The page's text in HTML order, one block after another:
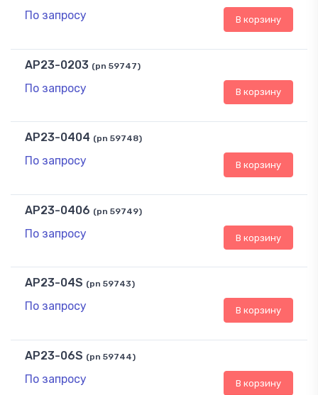
По запросу В корзину
AP23-0203 (pn 59747)
По запросу В корзину
AP23-0404 (pn 59748)
По запросу В корзину
AP23-0406 (pn 59749)
По запросу В корзину
AP23-04S (pn 59743)
По запросу В корзину
AP23-06S (pn 59744)
По запросу В корзину